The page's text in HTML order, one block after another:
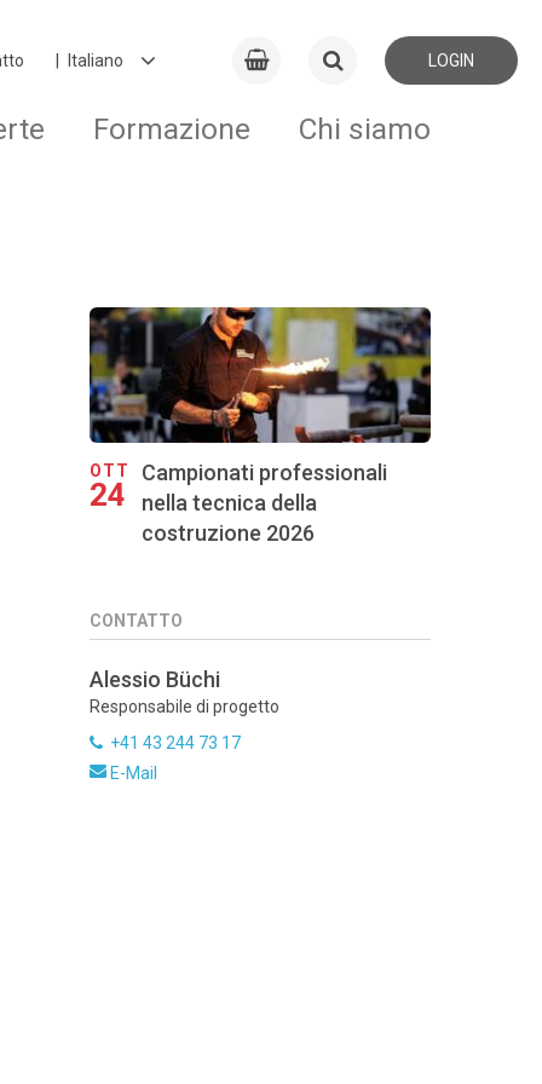
LOGIN
Formazione Chi siamo
OTT
24
Campionati professionali
nella tecnica della
costruzione 2026
CONTATTO
Alessio Büchi
Responsabile di progetto
+41 43 244 73 17
E-Mail